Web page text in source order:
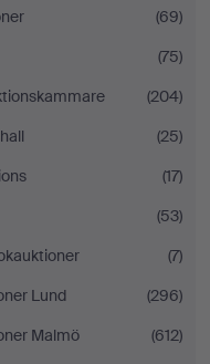
(69)
(75)
(204)
(25)
(17)
(53)
(7)
Lund
(296)
Malmö
(612)